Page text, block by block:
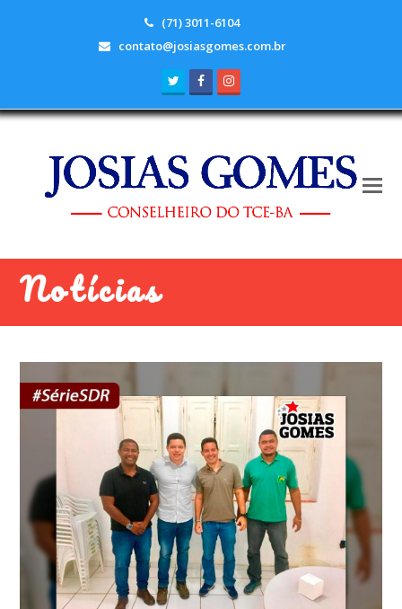
(71) 3011-6104
contato@josiasgomes.com.br
TwitterFacebook
Notícias